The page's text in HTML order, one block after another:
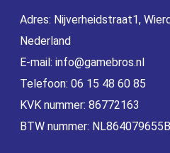
Adres: Nijverheidstraat1,
Nederland
E-mail: info@gamebros.nl
Telefoon: 06 15 48 60 85
KVK nummer: 86772163
BTW nummer: